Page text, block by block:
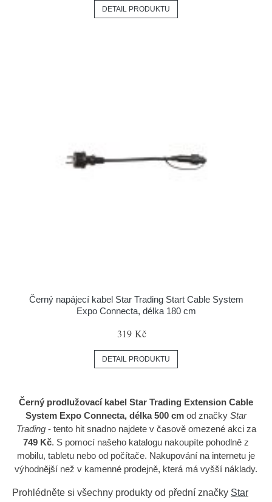
DETAIL PRODUKTU
Černý napájecí kabel Star Trading Start Cable System
Expo Connecta, délka 180 cm
319 Kč
DETAIL PRODUKTU
Černý prodlužovací kabel Star Trading Extension Cable
System Expo Connecta, délka 500 cm od značky Star
Trading- tento hit snadno najdete v časově omezené akci za
749 Kč. S pomocí našeho katalogu nakoupíte pohodlně z
mobilu, tabletu nebo od počítače. Nakupování na internetu je
výhodnější než v kamenné prodejně, která má vyšší náklady.
Prohlédněte si všechny produkty od přední značky Star